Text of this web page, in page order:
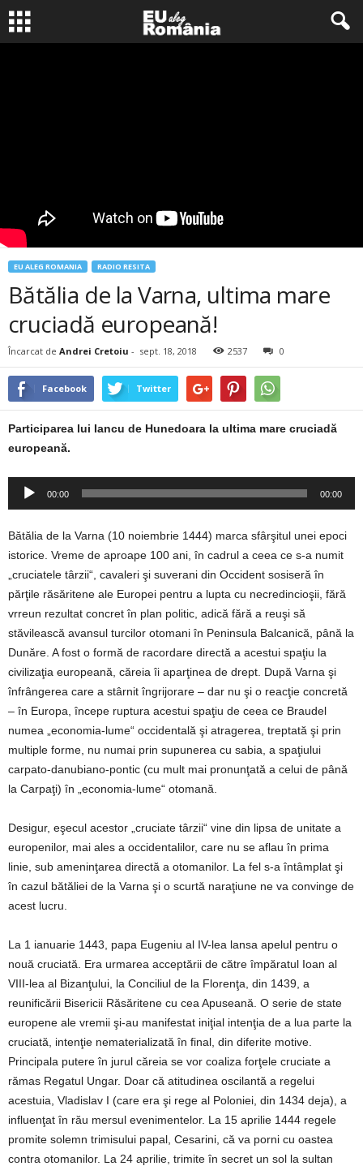
EU ALEG ROMANIA RADIO RESITA
Bătălia de la Varna, ultima mare
cruciadă europeană!
Încarcat de Andrei Cretoiu - sept. 18, 2018 2537 0
Facebook Twitter
Participarea lui Iancu de Hunedoara la ultima mare cruciadă
europeană.
Player
00:00 00:00
Bătălia de la Varna (10 noiembrie 1444) marca sfârşitul unei epoci
istorice. Vreme de aproape 100 ani, în cadrul a ceea ce s-a numit
„cruciatele târzii“, cavaleri şi suverani din Occident sosiseră în
părţile răsăritene ale Europei pentru a lupta cu necredincioşii, fără
vrreun rezultat concret în plan politic, adică fără a reuşi să
stăvilească avansul turcilor otomani în Peninsula Balcanică, până la
Dunăre. A fost o formă de racordare directă a acestui spaţiu la
civilizaţia europeană, căreia îi aparţinea de drept. După Varna şi
înfrângerea care a stârnit îngrijorare – dar nu şi o reacţie concretă
– în Europa, începe ruptura acestui spaţiu de ceea ce Braudel
numea „economia-lume“ occidentală şi atragerea, treptată şi prin
multiple forme, nu numai prin supunerea cu sabia, a spaţiului
carpato-danubiano-pontic (cu mult mai pronunţată a celui de până
la Carpaţi) în „economia-lume“ otomană.
Desigur, eşecul acestor „cruciate târzii“ vine din lipsa de unitate a
europenilor, mai ales a occidentalilor, care nu se aflau în prima
linie, sub ameninţarea directă a otomanilor. La fel s-a întâmplat şi
în cazul bătăliei de la Varna şi o scurtă naraţiune ne va convinge de
acest lucru.
La 1 ianuarie 1443, papa Eugeniu al IV-lea lansa apelul pentru o
nouă cruciată. Era urmarea acceptării de către împăratul Ioan al
VIII-lea al Bizanţului, la Conciliul de la Florenţa, din 1439, a
reunificării Bisericii Răsăritene cu cea Apuseană. O serie de state
europene ale vremii şi-au manifestat iniţial intenţia de a lua parte la
cruciată, intenţie nematerializată în final, din diferite motive.
Principala putere în jurul căreia se vor coaliza forţele cruciate a
rămas Regatul Ungar. Doar că atitudinea oscilantă a regelui
acestuia, Vladislav I (care era şi rege al Poloniei, din 1434 deja), a
influenţat în rău mersul evenimentelor. La 15 aprilie 1444 regele
promite solemn trimisului papal, Cesarini, că va porni cu oastea
contra otomanilor. La 24 aprilie, trimite în secret un sol la sultan